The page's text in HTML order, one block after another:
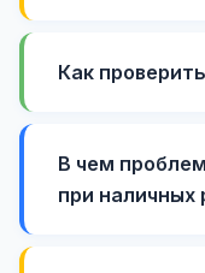
Как
В чем
при наличных